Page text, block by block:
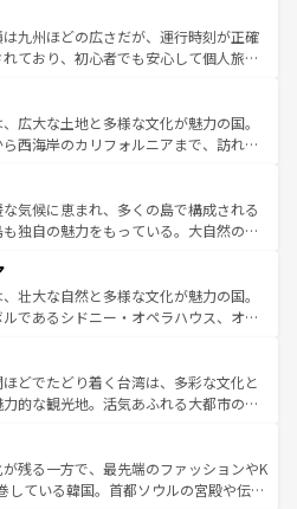
とそれぞれで全く異なる文化を体験で
ろう。 なお、新着のフランス情報はコンテンツ一覧
ひ体験してほしい。 なお、新着の
テンツ一覧を参照してほしい。
力がある。また、優雅なアフタヌーン
にはたまらない英国パブ、サッカー観
こそできる体験も豊富。イギリスを旅
ほしい。
九州ほどの広さだが、運行時刻が正確
ており、初心者でも安心して個人旅行
る町や、スイスならではのユニークな
プス観光だけでなく町歩きも満喫する
の所得が高いため物価も高いが、旅行
光を楽しむこともできる。 なお、新
コンテンツ一覧 を参照してほしい。
広大な土地と多様な文化が魅力の国。
西海岸のカリフォルニアまで、訪れる
、観光、ショッピング、エンターテイ
刺激的なスポットだ。一方、アメリカ
がり、グランドキャニオンやイエロー
ズでは、音楽と美食が融合した独特の
はアメリカの各地域で異なる魅力を楽
様性と豊かな歴史を感じることができ
だ。 なお、新着のアメリカ
一覧を参照してほしい。
気候に恵まれ、多くの島で構成される
独自の魅力をもっている。大自然の神
。また、定番の観光地といえばオアフ
を求めるならマウイ島やカウアイ島が
ドグリーンに輝く海をはじめ、豊かな
で訪れる人々を迎えてくれるハワイの
カルフードやハワイアンミュージッ
ンスなど、すべてがハワイの魅力を彩
なお、新着のハワイ情報
を参照してほしい。
壮大な自然と多様な文化が魅力の国。
であるシドニー・オペラハウス、オー
央部にそびえるウルル（エアーズロッ
美しい原生林やケアンズの熱帯雨林な
さん。また、カフェやワイン、オージ
ィも充実しており、サーフィンやダイ
など、アウトドア好きにはたまらな
の多彩な魅力を存分に味わいつくそ
どでたどり着く台湾は、多彩な文化と
的な観光地。活気あふれる大都市の台
地帯である台湾東部など、都市の喧騒
存しており、訪れる人に新しい発見と
れる。また、奥深い台湾の食文化も魅
残る一方で、最先端のファッションやK
している韓国。首都ソウルの宮殿や伝統